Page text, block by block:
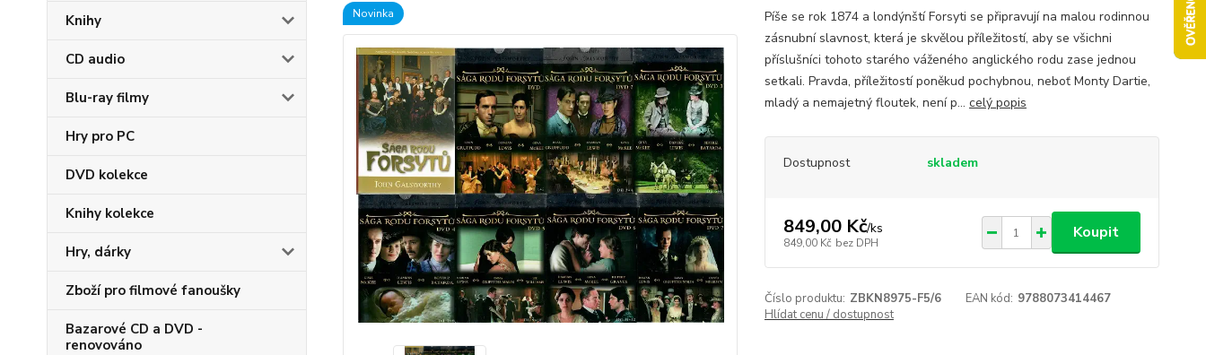
Knihy
CD audio
Blu-ray filmy
Hry pro PC
DVD kolekce
Knihy kolekce
Hry, dárky
Zboží pro filmové fanoušky
Bazarové CD a DVD -
renovováno
Novinka
Píše se rok 1874 a londýnští Forsyti se připravují na malou rodinnou
zásnubní slavnost, která je skvělou příležitostí, aby se všichni
příslušníci tohoto starého váženého anglického rodu zase jednou
setkali. Pravda, příležitostí poněkud pochybnou, neboť Monty Dartie,
mladý a nemajetný floutek, není p... celý popis
Dostupnost skladem
849,00 Kč/ks
849,00 Kč bez DPH
Koupit
Číslo produktu: ZBKN8975-F5/6 EAN kód: 9788073414467
Hlídat cenu / dostupnost